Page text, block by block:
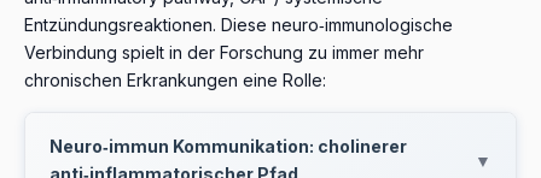
Entzündungsreaktionen. Diese neuro‑immunologische
Verbindung spielt in der Forschung zu immer mehr
chronischen Erkrankungen eine Rolle:
Neuro‑immun Kommunikation: cholinerer
▼